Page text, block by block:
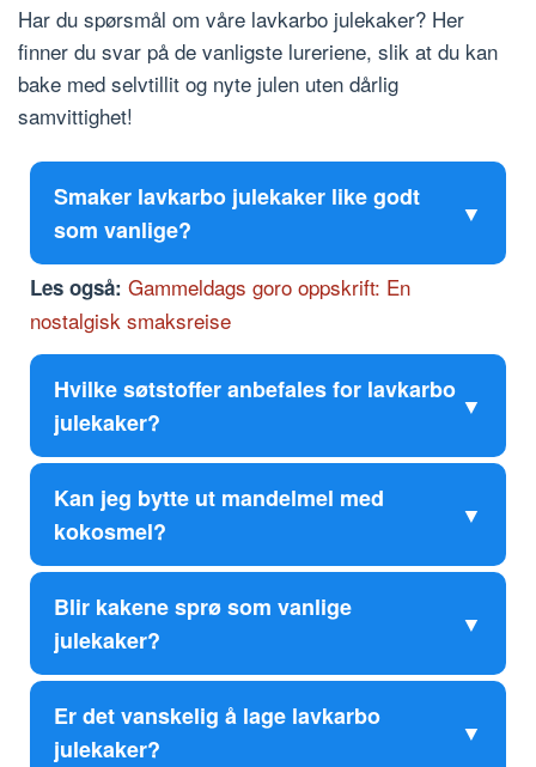
Har du spørsmål om våre lavkarbo julekaker? Her
finner du svar på de vanligste lureriene, slik at du kan
bake med selvtillit og nyte julen uten dårlig
samvittighet!
Smaker lavkarbo julekaker like godt
som vanlige?
Les også: Gammeldags goro oppskrift: En
nostalgisk smaksreise
Hvilke søtstoffer anbefales for lavkarbo
julekaker?
Kan jeg bytte ut mandelmel med
kokosmel?
Blir kakene sprø som vanlige
julekaker?
Er det vanskelig å lage lavkarbo
julekaker?